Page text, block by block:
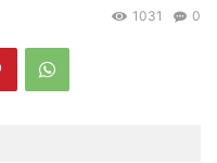
0
1031